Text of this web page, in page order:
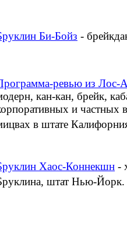
Би-Бойз -
ревью из Лос-
кан-кан, брейк,
и частных
в штате
Хаос-Коннекшн -
штат Нью-Йорк.